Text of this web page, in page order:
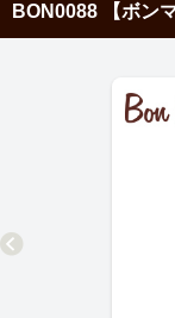
BON0088 【ボン